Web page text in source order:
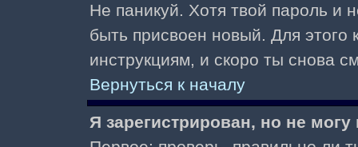
Не паникуй. Хотя твой пароль и
быть присвоен новый. Для этого
инструкциям, и скоро ты снова
Вернуться к началу
Я зарегистрирован, но не могу